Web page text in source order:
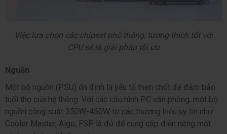
CPU sẽ là giải pháp tối ưu
Nguồn
Một bộ nguồn (PSU) ổn định là yếu tố then chốt để đảm bảo
tuổi thọ của hệ thống. Với các cấu hình PC văn phòng, một bộ
Cooler Master, Aigo, FSP là đủ để cung cấp điện năng một